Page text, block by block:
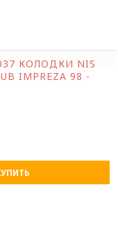
КОЛОДКИ NIS
IMPREZA 98 -